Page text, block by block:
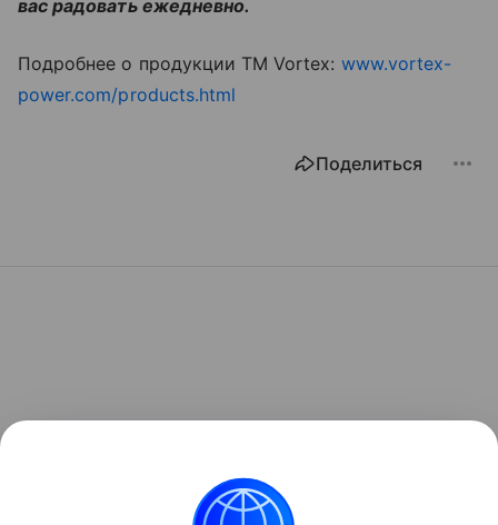
вас радовать ежедневно.
Подробнее о продукции ТМ Vortex: www.vortex-
power.com/products.html
Поделиться